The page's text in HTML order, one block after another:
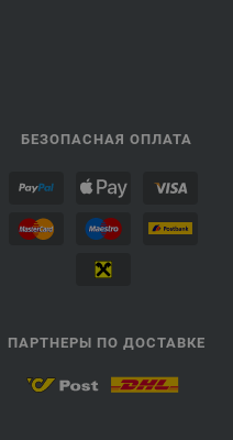
БЕЗОПАСНАЯ ОПЛАТА
ПАРТНЕРЫ ПО ДОСТАВКЕ